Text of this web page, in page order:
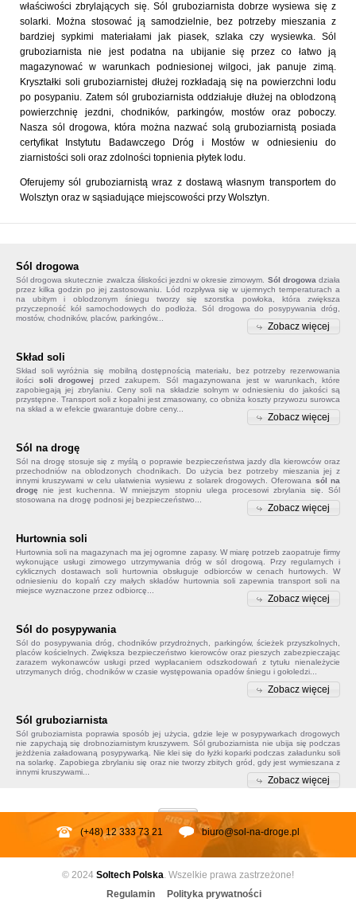
właściwości zbrylających się. Sól gruboziarnista dobrze wysiewa się z
solarki. Można stosować ją samodzielnie, bez potrzeby mieszania z
bardziej sypkimi materiałami jak piasek, szlaka czy wysiewka. Sól
gruboziarnista nie jest podatna na ubijanie się przez co łatwo ją
magazynować w warunkach podniesionej wilgoci, jak panuje zimą.
Kryształki soli gruboziarnistej dłużej rozkładają się na powierzchni lodu
po posypaniu. Zatem sól gruboziarnista oddziałuje dłużej na oblodzoną
powierzchnię jezdni, chodników, parkingów, mostów oraz poboczy.
Nasza sól drogowa, która można nazwać solą gruboziarnistą posiada
certyfikat Instytutu Badawczego Dróg i Mostów w odniesieniu do
ziarnistości soli oraz zdolności topnienia płytek lodu.
Oferujemy sól gruboziarnistą wraz z dostawą własnym transportem do
Wolsztyn oraz w sąsiadujące miejscowości przy Wolsztyn.
Sól drogowa
Sól drogowa skutecznie zwalcza śliskości jezdni w okresie zimowym. Sól drogowa działa
przez kilka godzin po jej zastosowaniu. Lód rozpływa się w ujemnych temperaturach a
na ubitym i oblodzonym śniegu tworzy się szorstka powłoka, która zwiększa
przyczepność kół samochodowych do podłoża. Sól drogowa do posypywania dróg,
mostów, chodników, placów, parkingów...
Zobacz więcej
Skład soli
Skład soliwyróżnia się mobilną dostępnością materiału, bez potrzeby rezerwowania
ilości soli drogowej przed zakupem. Sól magazynowana jest w warunkach, które
zapobiegają jej zbrylaniu. Ceny soli na składzie solnym w odniesieniu do jakości są
przystępne. Transport soli z kopalni jest zmasowany, co obniża koszty przywozu surowca
na skład a w efekcie gwarantuje dobre ceny...
Zobacz więcej
Sól na drogę
Sól na drogę stosuje się z myślą o poprawie bezpieczeństwa jazdy dla kierowców oraz
przechodniów na oblodzonych chodnikach. Do użycia bez potrzeby mieszania jej z
innymi kruszywami w celu ułatwienia wysiewu z solarek drogowych. Oferowana sól na
drogę nie jest kuchenna. W mniejszym stopniu ulega procesowi zbrylania się. Sól
stosowana na drogę podnosi jej bezpieczeństwo...
Zobacz więcej
Hurtownia soli
Hurtownia soli na magazynach ma jej ogromne zapasy. W miarę potrzeb zaopatruje firmy
wykonujące usługi zimowego utrzymywania dróg w sól drogową. Przy regularnych i
cyklicznych dostawach soli hurtownia obsługuje odbiorców w cenach hurtowych. W
odniesieniu do kopalń czy małych składów hurtownia solizapewnia transport soli na
miejsce wyznaczone przez odbiorcę...
Zobacz więcej
Sól do posypywania
Sól do posypywania dróg, chodników przydrożnych, parkingów, ścieżek przyszkolnych,
placów kościelnych. Zwiększa bezpieczeństwo kierowców oraz pieszych zabezpieczając
zarazem wykonawców usługi przed wypłacaniem odszkodowań z tytułu nienależycie
utrzymanych dróg, chodników w czasie występowania opadów śniegu i gołoledzi...
Zobacz więcej
Sól gruboziarnista
Sól gruboziarnista poprawia sposób jej użycia, gdzie leje w posypywarkach drogowych
nie zapychają się drobnoziarnistym kruszywem. Sól gruboziarnista nie ubija się podczas
jeżdżenia załadowaną posypywarką. Nie klei się do łyżki koparki podczas załadunku soli
na solarkę. Zapobiega zbrylaniu się oraz nie tworzy zbitych gród, gdy jest wymieszana z
innymi kruszywami...
Zobacz więcej
(+48) 12 333 73 21 biuro@sol-na-droge.pl
© 2024 Soltech Polska. Wszelkie prawa zastrzeżone!
Regulamin
Polityka prywatności